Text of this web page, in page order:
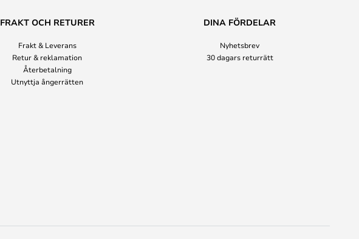
FRAKT OCH RETURER
Frakt & Leverans
Retur & reklamation
Återbetalning
Utnyttja ångerrätten
DINA FÖRDELAR
Nyhetsbrev
30 dagars returrätt